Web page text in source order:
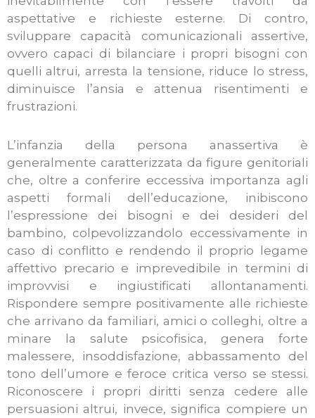
aspettative e richieste esterne. Di contro,
sviluppare capacità comunicazionali assertive,
ovvero capaci di bilanciare i propri bisogni con
quelli altrui, arresta la tensione, riduce lo stress,
diminuisce l’ansia e attenua risentimenti e
frustrazioni.
L’infanzia della persona anassertiva è
generalmente caratterizzata da figure genitoriali
che, oltre a conferire eccessiva importanza agli
aspetti formali dell’educazione, inibiscono
l’espressione dei bisogni e dei desideri del
bambino, colpevolizzandolo eccessivamente in
caso di conflitto e rendendo il proprio legame
affettivo precario e imprevedibile in termini di
improvvisi e ingiustificati allontanamenti.
Rispondere sempre positivamente alle richieste
che arrivano da familiari, amici o colleghi, oltre a
minare la salute psicofisica, genera forte
malessere, insoddisfazione, abbassamento del
tono dell’umore e feroce critica verso se stessi.
Riconoscere i propri diritti senza cedere alle
persuasioni altrui, invece, significa compiere un